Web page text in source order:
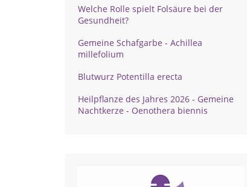
Welche Rolle spielt Folsäure bei der
Gesundheit?
Gemeine Schafgarbe - Achillea
millefolium
Blutwurz Potentilla erecta
Heilpflanze des Jahres 2026 - Gemeine
Nachtkerze - Oenothera biennis